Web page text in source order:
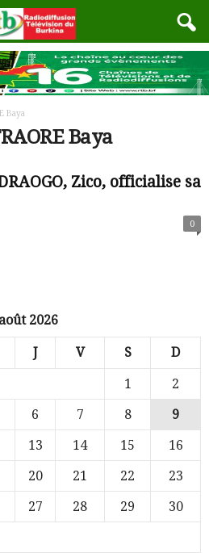
Baya
Baya
Zico, officialise sa
0
août 2026
J V S D
1
2
6 7 8
9
13 14 15
16
20 21 22
23
27 28 29
30